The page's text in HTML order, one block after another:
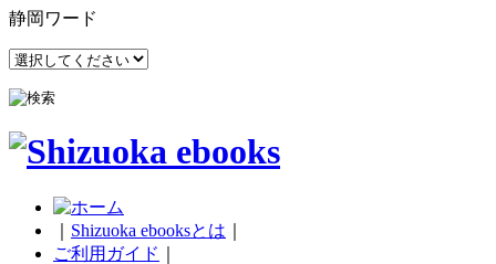
静岡ワード
Shizuoka ebooksとは
ご利用ガイド